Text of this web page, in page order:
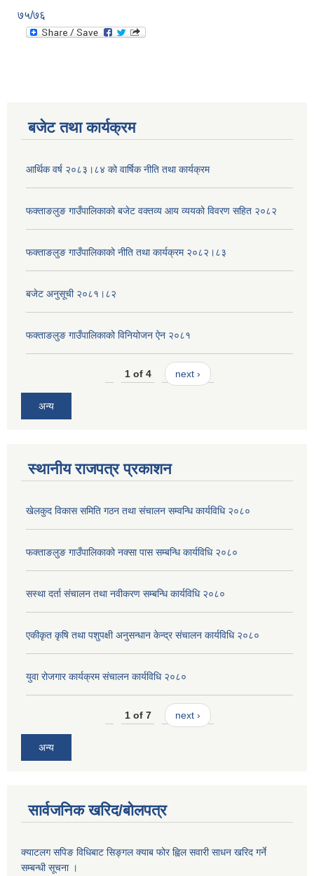
७५/७६
बजेट तथा कार्यक्रम
आर्थिक वर्ष २०८३।८४ को वार्षिक नीति तथा कार्यक्रम
फक्ताङलुङ गाउँपालिकाको बजेट वक्तव्य आय व्ययको विवरण सहित २०८२
फक्ताङलुङ गाउँपालिकाको नीति तथा कार्यक्रम २०८२।८३
बजेट अनुसूची २०८१।८२
फक्ताङलुङ गाउँपालिकाको विनियोजन ऐन २०८१
1 of 4 next ›
अन्य
स्थानीय राजपत्र प्रकाशन
खेलकुद विकास समिति गठन तथा संचालन सम्वन्धि कार्यविधि २०८०
फक्ताङलुङ गाउँपालिकाको नक्सा पास सम्बन्धि कार्यविधि २०८०
सस्था दर्ता संचालन तथा नवीकरण सम्बन्धि कार्यविधि २०८०
एकीकृत कृषि तथा पशुपक्षी अनुसन्धान केन्द्र संचालन कार्यविधि २०८०
युवा रोजगार कार्यक्रम संचालन कार्यविधि २०८०
1 of 7 next ›
अन्य
सार्वजनिक खरिद/बोलपत्र
क्याटलग सपिङ विधिबाट सिङ्गल क्याब फोर ह्विल सवारी साधन खरिद गर्ने
सम्बन्धी सूचना ।